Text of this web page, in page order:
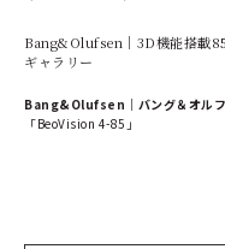
Bang&Olufsen｜3D機能搭載
ギャラリー
Bang&Olufsen｜バング＆オル
「BeoVision 4-85」